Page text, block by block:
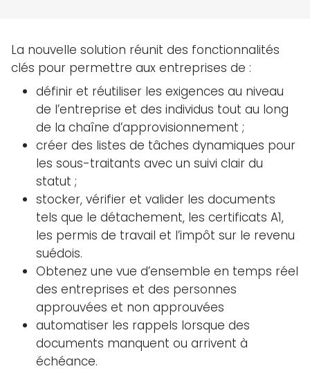
La nouvelle solution réunit des fonctionnalités
clés pour permettre aux entreprises de :
définir et réutiliser les exigences au niveau
de l’entreprise et des individus tout au long
de la chaîne d’approvisionnement ;
créer des listes de tâches dynamiques pour
les sous-traitants avec un suivi clair du
statut ;
stocker, vérifier et valider les documents
tels que le détachement, les certificats A1,
les permis de travail et l’impôt sur le revenu
suédois.
Obtenez une vue d’ensemble en temps réel
des entreprises et des personnes
approuvées et non approuvées
automatiser les rappels lorsque des
documents manquent ou arrivent à
échéance.